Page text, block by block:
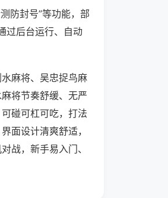
防封号”等功能，部
过后台运行、自动
麻将、吴忠捉鸟麻
将节奏舒缓、无严
碰可杠可吃，打法
面设计清爽舒适，
战，新手易入门、